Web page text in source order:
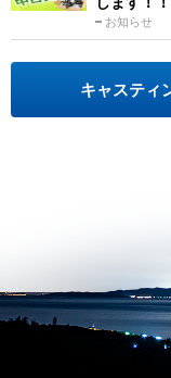
お知らせ
キャスティ